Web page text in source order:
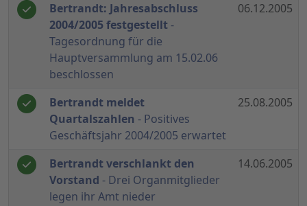
Bertrandt: Jahresabschluss
2004/2005 festgestellt -
Tagesordnung für die
Hauptversammlung am 15.02.06
beschlossen
06.12.2005
Bertrandt meldet
Quartalszahlen - Positives
Geschäftsjahr 2004/2005 erwartet
25.08.2005
Bertrandt verschlankt den
Vorstand - Drei Organmitglieder
legen ihr Amt nieder
14.06.2005